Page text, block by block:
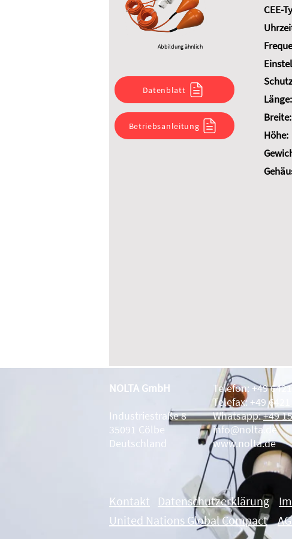
Abbildung ähnlich
Datenblatt
Betriebsanleitung
CEE-
Länge:
Breite:
Höhe:
NOLTA GmbH
Industriestraße 8
35091 Cölbe
Deutschland
Telefon: +49
Telefax: +49
Whatsapp:+49
info@nolta.de
www.nolta.de
Kontakt Datenschutzerklärung
United Nations Global Compact